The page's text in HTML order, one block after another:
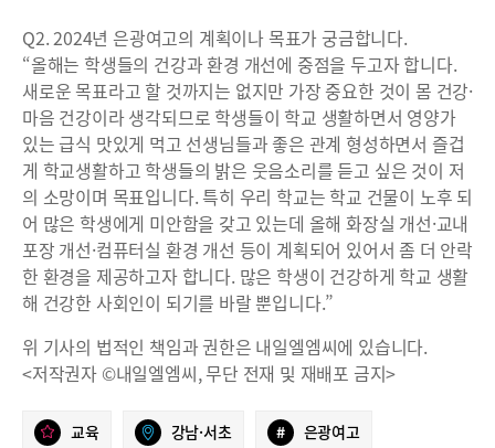
Q2. 2024년 은광여고의 계획이나 목표가 궁금합니다.
“올해는 학생들의 건강과 환경 개선에 중점을 두고자 합니다.
새로운 목표라고 할 것까지는 없지만 가장 중요한 것이 몸 건강·
마음 건강이라 생각되므로 학생들이 학교 생활하면서 영양가
있는 급식 맛있게 먹고 선생님들과 좋은 관계 형성하면서 즐겁
게 학교생활하고 학생들의 밝은 웃음소리를 듣고 싶은 것이 저
의 소망이며 목표입니다. 특히 우리 학교는 학교 건물이 노후 되
어 많은 학생에게 미안함을 갖고 있는데 올해 화장실 개선·교내
포장 개선·컴퓨터실 환경 개선 등이 계획되어 있어서 좀 더 안락
한 환경을 제공하고자 합니다. 많은 학생이 건강하게 학교 생활
해 건강한 사회인이 되기를 바랄 뿐입니다.”
위 기사의 법적인 책임과 권한은 내일엘엠씨에 있습니다.
<저작권자 ©내일엘엠씨, 무단 전재 및 재배포 금지>
교육 강남·서초 # 은광여고